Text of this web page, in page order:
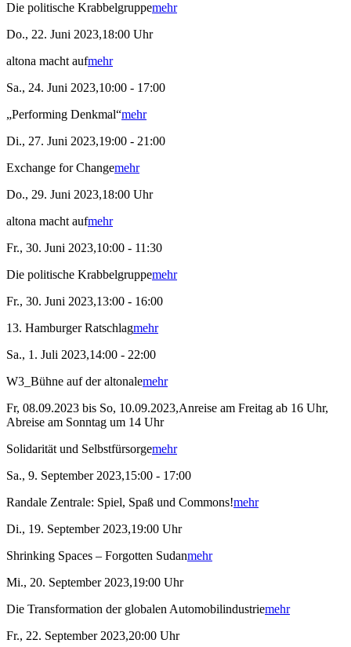
Die politische Krabbelgruppemehr
Do., 22. Juni 2023,18:00 Uhr
altona macht aufmehr
Sa., 24. Juni 2023,10:00 - 17:00
„Performing Denkmal“mehr
Di., 27. Juni 2023,19:00 - 21:00
Exchange for Changemehr
Do., 29. Juni 2023,18:00 Uhr
altona macht aufmehr
Fr., 30. Juni 2023,10:00 - 11:30
Die politische Krabbelgruppemehr
Fr., 30. Juni 2023,13:00 - 16:00
13. Hamburger Ratschlagmehr
Sa., 1. Juli 2023,14:00 - 22:00
W3_Bühne auf der altonalemehr
Fr, 08.09.2023 bis So, 10.09.2023,Anreise am Freitag ab 16 Uhr,
Abreise am Sonntag um 14 Uhr
Solidarität und Selbstfürsorgemehr
Sa., 9. September 2023,15:00 - 17:00
Randale Zentrale: Spiel, Spaß und Commons!mehr
Di., 19. September 2023,19:00 Uhr
Shrinking Spaces – Forgotten Sudanmehr
Mi., 20. September 2023,19:00 Uhr
Die Transformation der globalen Automobilindustriemehr
Fr., 22. September 2023,20:00 Uhr